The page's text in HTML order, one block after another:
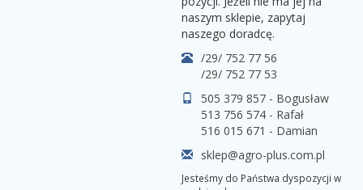
naszym sklepie, zapytaj
naszego doradcę.
/29/ 752 77 56
/29/ 752 77 53
505 379 857 - Bogusław
513 756 574 - Rafał
516 015 671 - Damian
sklep@agro-plus.com.pl
Jesteśmy do Państwa dyspozycji w